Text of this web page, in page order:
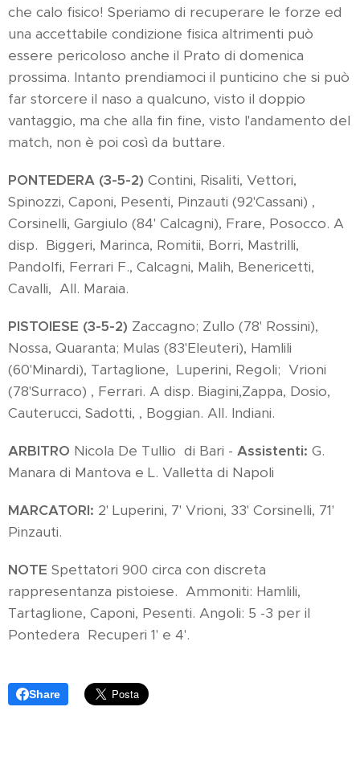
che calo fisico! Speriamo di recuperare le forze ed
una accettabile condizione fisica altrimenti può
essere pericoloso anche il Prato di domenica
prossima. Intanto prendiamoci il punticino che si può
far storcere il naso a qualcuno, visto il doppio
vantaggio, ma che alla fin fine, visto l'andamento del
match, non è poi così da buttare.
PONTEDERA (3-5-2) Contini, Risaliti, Vettori,
Spinozzi, Caponi, Pesenti, Pinzauti (92'Cassani) ,
Corsinelli, Gargiulo (84' Calcagni), Frare, Posocco. A
disp. Biggeri, Marinca, Romitii, Borri, Mastrilli,
Pandolfi, Ferrari F., Calcagni, Malih, Benericetti,
Cavalli, All. Maraia.
PISTOIESE (3-5-2) Zaccagno; Zullo (78' Rossini),
Nossa, Quaranta; Mulas (83'Eleuteri), Hamlili
(60'Minardi), Tartaglione, Luperini, Regoli; Vrioni
(78'Surraco) , Ferrari. A disp. Biagini,Zappa, Dosio,
Cauterucci, Sadotti, , Boggian. All. Indiani.
ARBITRO Nicola De Tullio di Bari - Assistenti: G.
Manara di Mantova e L. Valletta di Napoli
MARCATORI: 2' Luperini, 7' Vrioni, 33' Corsinelli, 71'
Pinzauti.
NOTE Spettatori 900 circa con discreta
rappresentanza pistoiese. Ammoniti: Hamlili,
Tartaglione, Caponi, Pesenti. Angoli: 5 -3 per il
Pontedera Recuperi 1' e 4'.
Share